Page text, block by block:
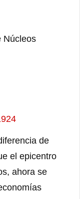
Núcleos
de
el epicentro
ahora se